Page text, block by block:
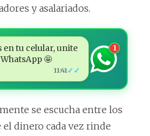
y asalariados.
en tu celular, unite
🤩
11:41✓✓
1
se escucha entre los
dinero cada vez rinde